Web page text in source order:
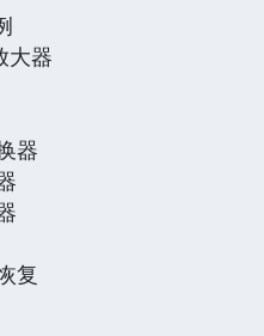
大器
器
复